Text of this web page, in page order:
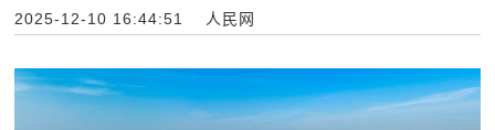
2025-12-10 16:44:51 人民网